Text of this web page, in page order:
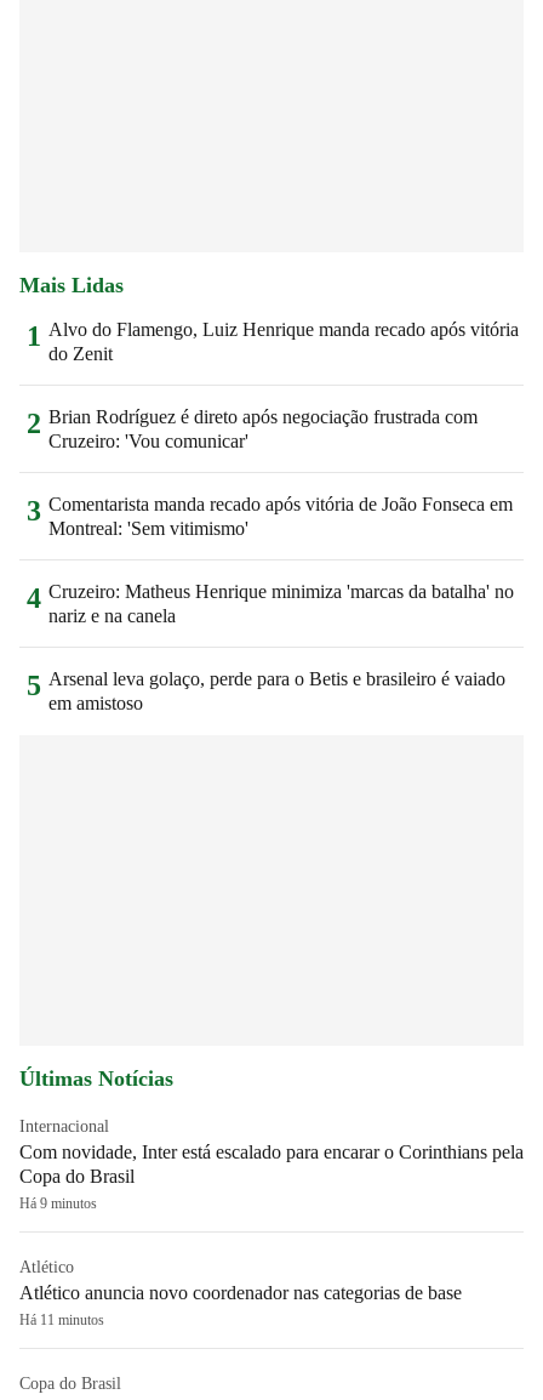
Mais Lidas
1 Alvo do Flamengo, Luiz Henrique manda recado após vitória
do Zenit
2 Brian Rodríguez é direto após negociação frustrada com
Cruzeiro: 'Vou comunicar'
3 Comentarista manda recado após vitória de João Fonseca em
Montreal: 'Sem vitimismo'
4 Cruzeiro: Matheus Henrique minimiza 'marcas da batalha' no
nariz e na canela
5 Arsenal leva golaço, perde para o Betis e brasileiro é vaiado
em amistoso
Últimas Notícias
Internacional
Com novidade, Inter está escalado para encarar o Corinthians pela
Copa do Brasil
Há 9 minutos
Atlético
Atlético anuncia novo coordenador nas categorias de base
Há 11 minutos
Copa do Brasil